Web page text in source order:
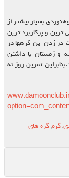
بسیار بیشتر از
ترین و پرکاربرد ترین
در زدن این گرهها در
و زمستان با داشتن
تمرین روزانه
,گره,گره های